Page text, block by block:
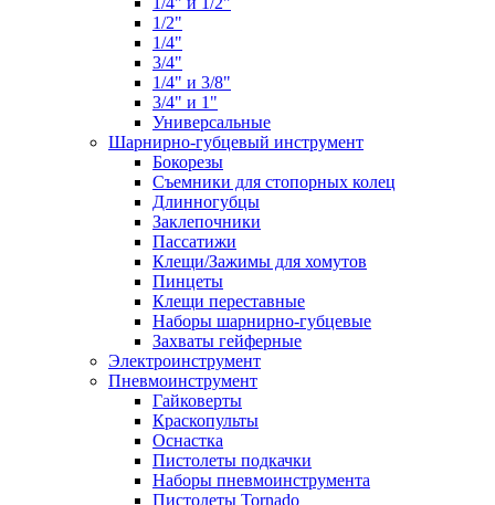
1/2"
1/4"
3/4"
1/4" и 3/8"
3/4" и 1"
Универсальные
Шарнирно-губцевый инструмент
Бокорезы
Съемники для стопорных колец
Длинногубцы
Заклепочники
Пассатижи
Клещи/Зажимы для хомутов
Пинцеты
Клещи переставные
Наборы шарнирно-губцевые
Захваты гейферные
Электроинструмент
Пневмоинструмент
Гайковерты
Краскопульты
Оснастка
Пистолеты подкачки
Наборы пневмоинструмента
Пистолеты Tornado